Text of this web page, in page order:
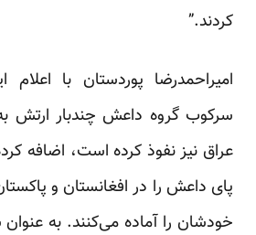
کردند.”
امیراحمدرضا پوردستان با اعلام
عراق نیز نفوذ کرده است، اضافه
پای داعش را در افغانستان و
خودشان را آماده می‌کنند. به